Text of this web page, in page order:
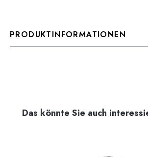
PRODUKTINFORMATIONEN
Produktgalerie überspringen
Das könnte Sie auch